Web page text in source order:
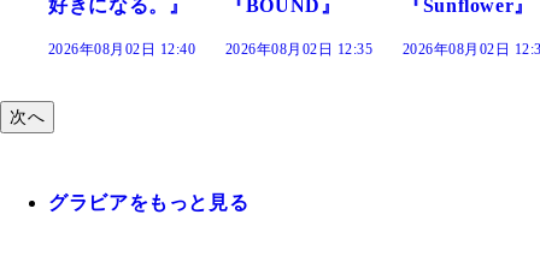
『BOUND』
2026年08月02日 12:35
『Sunflower』
2026年08月02日 12:30
だまり』
2026年08月02日
次へ
グラビアをもっと見る